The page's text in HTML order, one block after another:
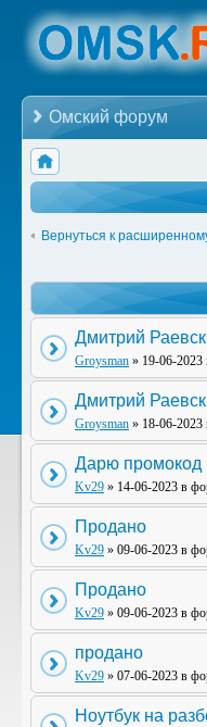
Омский форум
Вернуться к
Дмитрий
Groysman » 19-06-
Дмитрий
Groysman » 18-06-
Дарю промокод
Kv29 » 14-06-2023 в
Продано
Kv29 » 09-06-2023 в
Продано
Kv29 » 09-06-2023 в
продано
Kv29 » 07-06-2023 в
Ноутбук на